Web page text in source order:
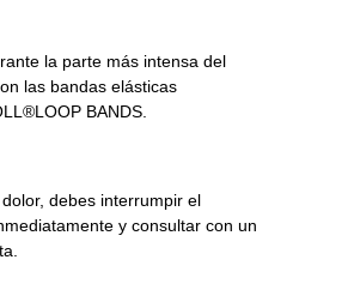
la parte más intensa del
las bandas elásticas
BANDS.
debes interrumpir el
y consultar con un